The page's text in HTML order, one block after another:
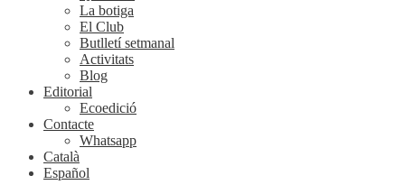
La botiga
El Club
Butlletí setmanal
Activitats
Blog
Editorial
Ecoedició
Contacte
Whatsapp
Català
Español